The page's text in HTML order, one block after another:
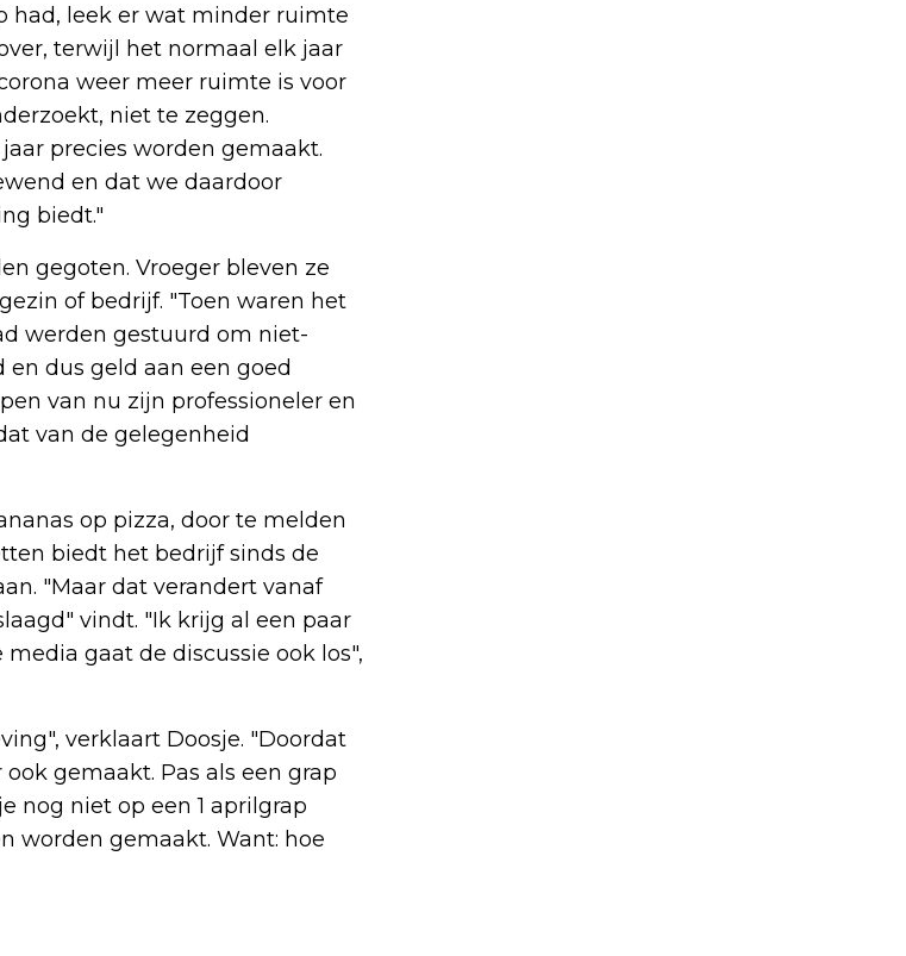
had, leek er wat minder ruimte
terwijl het normaal elk jaar
weer meer ruimte is voor
niet te zeggen.
precies worden gemaakt.
en dat we daardoor
biedt."
gegoten. Vroeger bleven ze
of bedrijf. "Toen waren het
werden gestuurd om niet-
dus geld aan een goed
van nu zijn professioneler en
van de gelegenheid
op pizza, door te melden
biedt het bedrijf sinds de
"Maar dat verandert vanaf
vindt. "Ik krijg al een paar
gaat de discussie ook los",
verklaart Doosje. "Doordat
gemaakt. Pas als een grap
nog niet op een 1 aprilgrap
worden gemaakt. Want: hoe